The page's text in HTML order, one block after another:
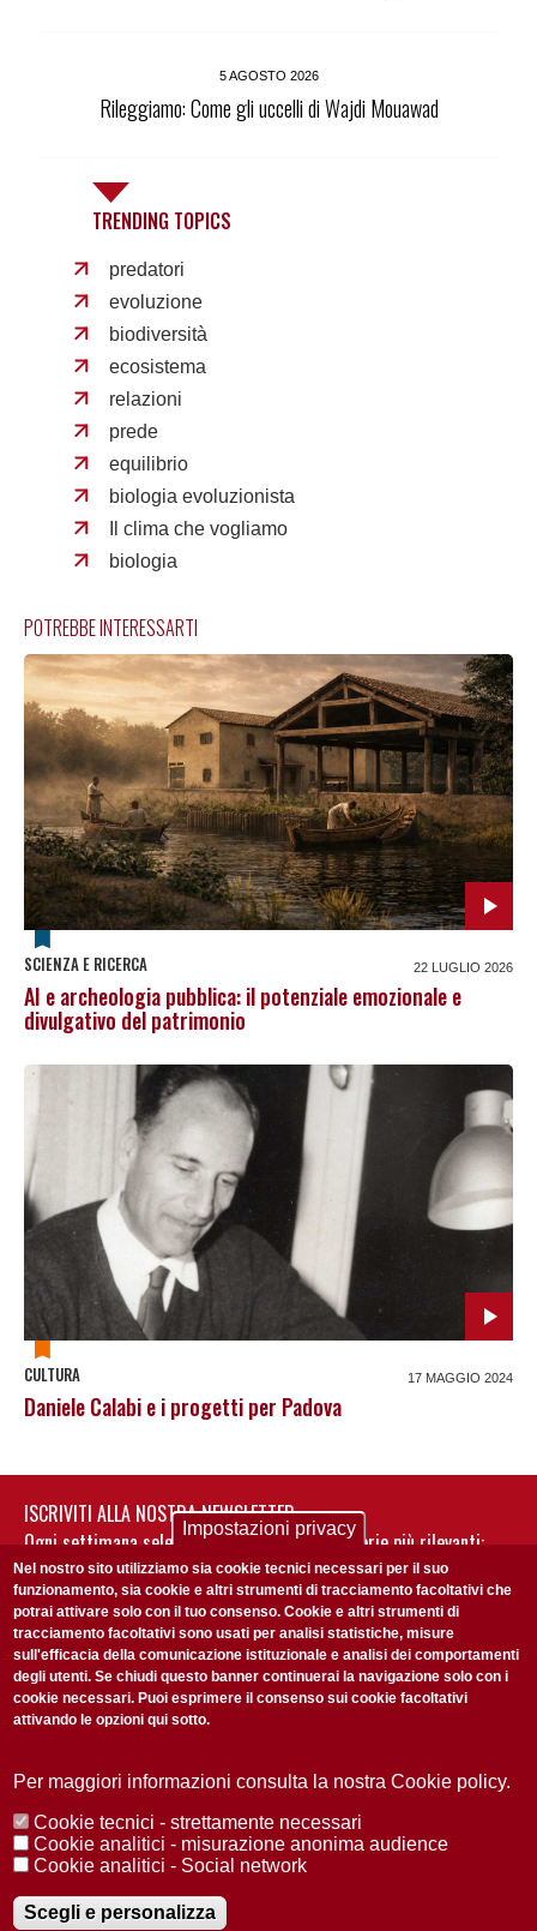
5 AGOSTO 2026
Rileggiamo: Come gli uccelli di Wajdi Mouawad
TRENDING TOPICS
predatori
evoluzione
biodiversità
ecosistema
relazioni
prede
equilibrio
biologia evoluzionista
Il clima che vogliamo
biologia
POTREBBE INTERESSARTI
SCIENZA E RICERCA 22 LUGLIO 2026
AI e archeologia pubblica: il potenziale emozionale e
divulgativo del patrimonio
CULTURA 17 MAGGIO 2024
Daniele Calabi e i progetti per Padova
ISCRIVITI ALLA NOSTRA NEWSLETTER
Ogni settimana selezioniamo per te nostre storie più rilevanti:
non perderti gli aggiornamenti della nostra newsletter
Accetto laPrivacy Policy
Redazione Copyright Privacy
Area stampa
© 2025 Università di Padova
Registrazione presso il Tribunale di Padova n. 2097/2012 del 18 giugno
2012
Impostazioni privacy
Nel nostro sito utilizziamo sia cookie tecnici necessari per il suo
funzionamento, sia cookie e altri strumenti di tracciamento facoltativi che
potrai attivare solo con il tuo consenso. Cookie e altri strumenti di
tracciamento facoltativi sono usati per analisi statistiche, misure
sull'efficacia della comunicazione istituzionale e analisi dei comportamenti
degli utenti. Se chiudi questo banner continuerai la navigazione solo con i
cookie necessari. Puoi esprimere il consenso sui cookie facoltativi
attivando le opzioni qui sotto.
Per maggiori informazioni consulta la nostra Cookie policy.
Cookie tecnici - strettamente necessari
Cookie analitici - misurazione anonima audience
Cookie analitici - Social network
Scegli e personalizza